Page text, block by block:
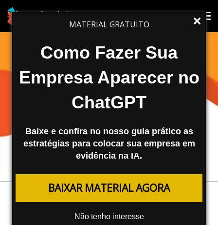
MATERIAL GRATUITO
Como Fazer Sua
Empresa Aparecer no
ChatGPT
Baixe e confira no nosso guia prático as
estratégias para colocar sua empresa em
evidência na IA.
BAIXAR MATERIAL AGORA
Não tenho interesse
Criar Listas de Remarketing no
Google Analytics